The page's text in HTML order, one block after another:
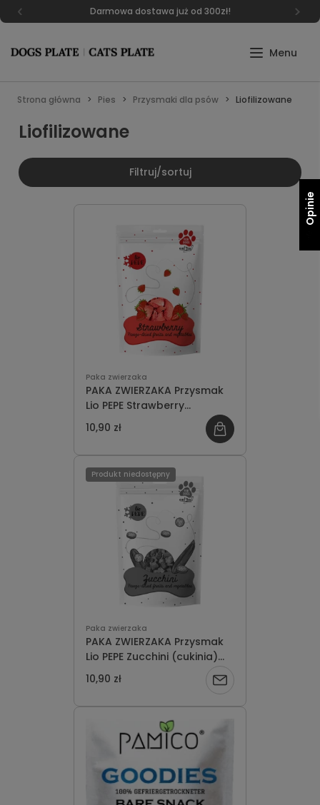
Darmowa dostawa już od 300zł!
Strona główna Pies Przysmaki dla psów Liofilizowane
Liofilizowane
Filtruj/sortuj
Paka zwierzaka
PAKA ZWIERZAKA Przysmak
Lio PEPE Strawberry
(truskawka) 20g
10,90 zł
Paka zwierzaka
PAKA ZWIERZAKA Przysmak
Lio PEPE Zucchini (cukinia)
20g
10,90 zł
Produkt niedostępny
Powiadom
o
Opinie